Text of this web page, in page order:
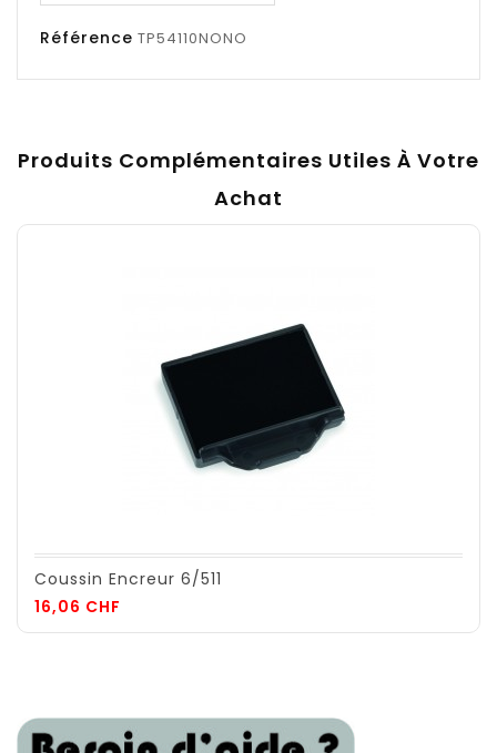
Référence TP54110NONO
Produits Complémentaires Utiles À Votre
Achat
Coussin Encreur 6/511
16,06 CHF